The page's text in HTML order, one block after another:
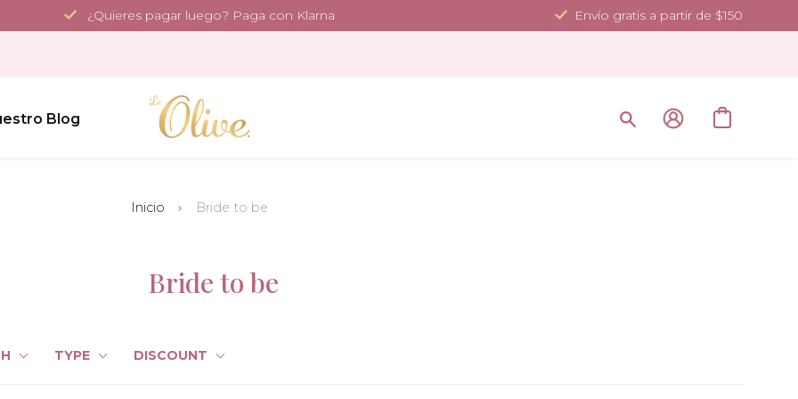
¿Quieres pagar luego? Paga con Klarna Envío gratis a partir de $150
Blog
Inicio Bride to be
Bride to be
TYPE DISCOUNT